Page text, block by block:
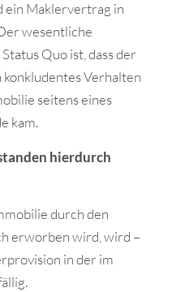
ein Maklervertrag in
wesentliche
Quo ist, dass der
Verhalten
seitens eines
kam.
hierdurch
durch den
erworben wird, wird –
in der im